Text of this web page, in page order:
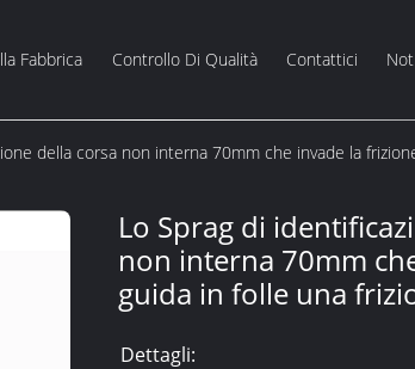
Fabbrica Controllo Di Qualità Contattici
della corsa non interna 70mm che invade la
Lo Sprag di
non interna 70mm
guida in folle una
Dettagli: